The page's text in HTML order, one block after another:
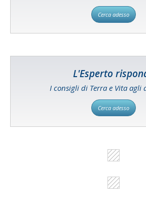
Cerca adesso
L'Esperto
I consigli di Terra e Vita agli
Cerca adesso